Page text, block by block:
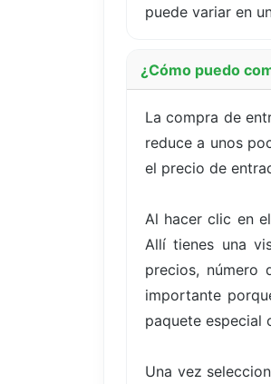
puede variar en
¿Cómo puedo
La compra de
reduce a unos
el precio de
Al hacer clic en
Allí tienes una
precios, número
importante
paquete especial
Una vez